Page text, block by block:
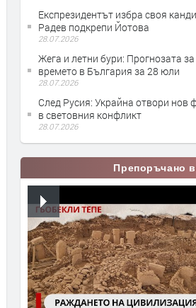
Експрезидентът избра своя
Радев подкрепи Йотова
28.07.2026
Жега и летни бури: Прогнозата за
времето в България за 28 юли
28.07.2026
След Русия: Украйна отвори нов
в световния конфликт
28.07.2026
Препоръчано